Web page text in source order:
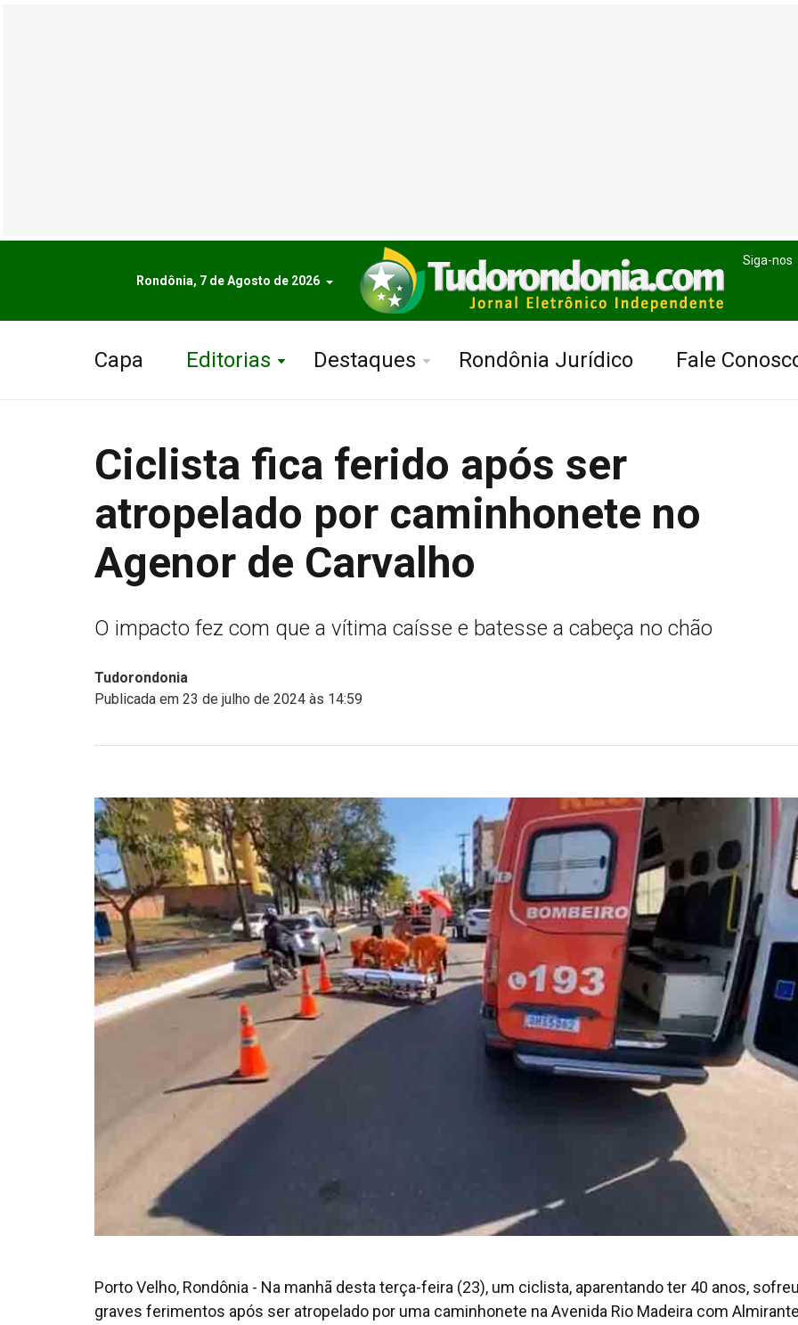
Rondônia, 7 de Agosto de 2026
Siga-nos
Capa Editorias Destaques Rondônia Jurídico Fale
Ciclista fica ferido após ser
atropelado por caminhonete no
Agenor de Carvalho
O impacto fez com que a vítima caísse e batesse a cabeça no chão
Tudorondonia
Publicada em 23 de julho de 2024 às 14:59
Porto Velho, Rondônia - Na manhã desta terça-feira (23), um ciclista, aparentando ter 40 anos,
graves ferimentos após ser atropelado por uma caminhonete na Avenida Rio Madeira com